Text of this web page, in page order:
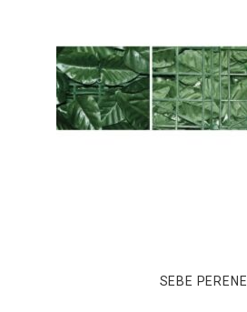
SEBE PERENE